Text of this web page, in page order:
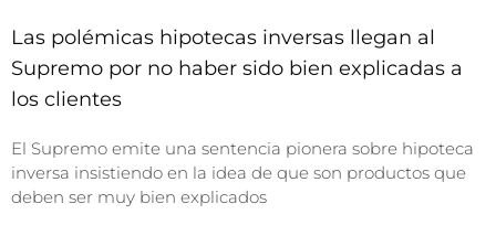
Las polémicas hipotecas inversas llegan al
Supremo por no haber sido bien explicadas a
los clientes
El Supremo emite una sentencia pionera sobre hipoteca
inversa insistiendo en la idea de que son productos que
deben ser muy bien explicados